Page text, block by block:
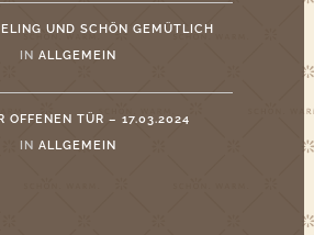
UND SCHÖN GEMÜTLICH
IN ALLGEMEIN
OFFENEN TÜR – 17.03.2024
IN ALLGEMEIN